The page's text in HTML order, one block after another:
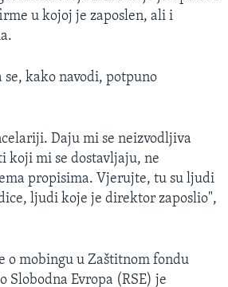
u kojoj je zaposlen, ali i
se, kako navodi, potpuno
Daju mi se neizvodljiva
koji mi se dostavljaju, ne
propisima. Vjerujte, tu su ljudi
ljudi koje je direktor zaposlio",
o mobingu u Zaštitnom fondu
Slobodna Evropa (RSE) je